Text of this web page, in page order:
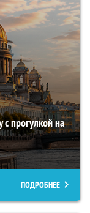
с прогулкой на
ПОДРОБНЕЕ